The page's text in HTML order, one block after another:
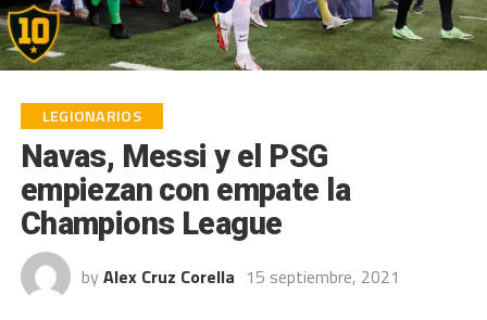
LEGIONARIOS
Navas, Messi y el PSG
empiezan con empate la
Champions League
by Alex Cruz Corella 15 septiembre, 2021